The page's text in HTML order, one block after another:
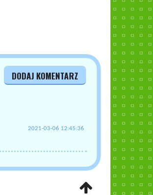
DODAJ KOMENTARZ
2021-03-06 12:45:36